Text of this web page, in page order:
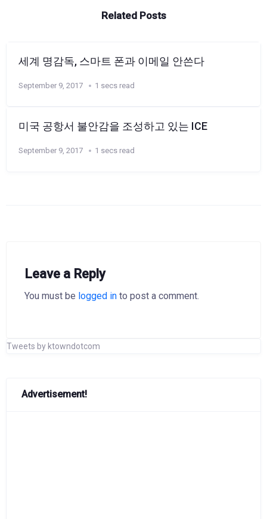
Related Posts
세계 명감독, 스마트 폰과 이메일 안쓴다
September 9, 2017 1 secs read
미국 공항서 불안감을 조성하고 있는 ICE
September 9, 2017 1 secs read
Leave a Reply
You must be logged in to post a comment.
Tweets by ktowndotcom
Advertisement!